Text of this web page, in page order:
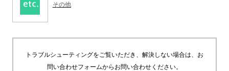
その他
トラブルシューティングをご覧いただき、解決しない場合は、お
問い合わせフォームからお問い合わせください。